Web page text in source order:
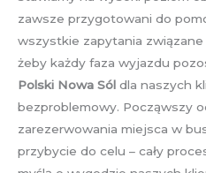
zawsze przygotowani do
wszystkie zapytania
żeby każdy faza wyjazdu
Polski Nowa Sól dla naszych
bezproblemowy. Począwszy
zarezerwowania miejsca w
przybycie do celu – cały